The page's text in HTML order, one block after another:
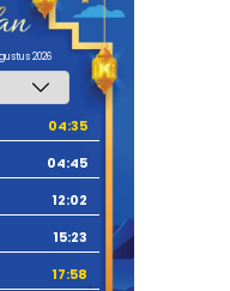
2026
04:35
04:45
12:02
15:23
17:58